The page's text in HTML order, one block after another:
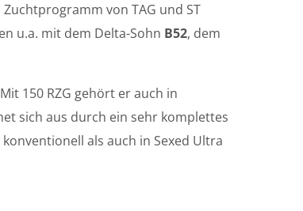
von TAG und ST
u.a. mit dem Delta-Sohn B52, dem
150 RZG gehört er auch in
sich aus durch ein sehr komplettes
als auch in Sexed Ultra